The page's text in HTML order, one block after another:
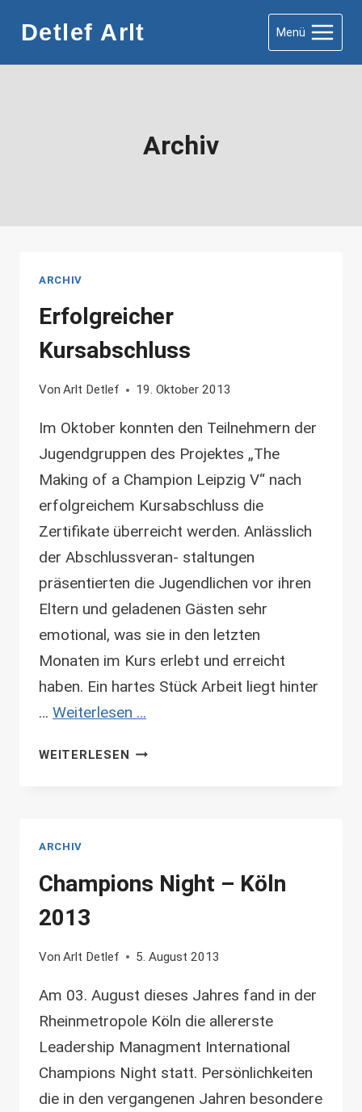
Inhalt
springen
Detlef Arlt Menü
Archiv
ARCHIV
Erfolgreicher
Kursabschluss
Von Arlt Detlef 19. Oktober 2013
Im Oktober konnten den Teilnehmern der
Jugendgruppen des Projektes „The
Making of a Champion Leipzig V“ nach
erfolgreichem Kursabschluss die
Zertifikate überreicht werden. Anlässlich
der Abschlussveran- staltungen
präsentierten die Jugendlichen vor ihren
Eltern und geladenen Gästen sehr
emotional, was sie in den letzten
Monaten im Kurs erlebt und erreicht
haben. Ein hartes Stück Arbeit liegt hinter
… Weiterlesen …
WEITERLESEN
ERFOLGREICHER
ARCHIV
Champions Night – Köln
2013
Von Arlt Detlef 5. August 2013
Am 03. August dieses Jahres fand in der
Rheinmetropole Köln die allererste
Leadership Managment International
Champions Night statt. Persönlichkeiten
die in den vergangenen Jahren besondere